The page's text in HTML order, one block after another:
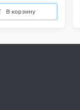
В корзину